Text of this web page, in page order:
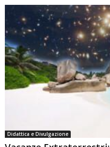
Didattica e Divulgazione